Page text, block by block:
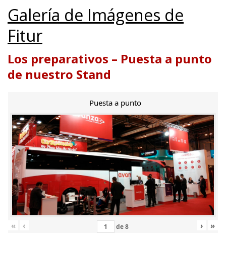
Galería de Imágenes de
Fitur
Los preparativos – Puesta a punto
de nuestro Stand
Puesta a punto
« ‹ de8 › »